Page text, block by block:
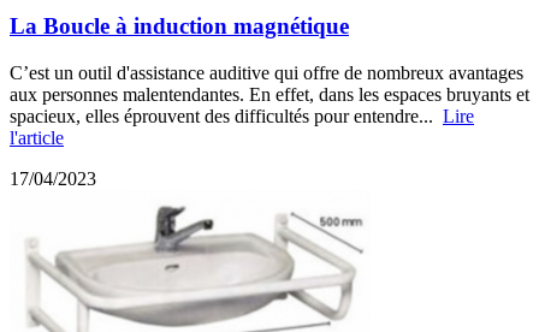
La Boucle à induction magnétique
C’est un outil d'assistance auditive qui offre de nombreux avantages
aux personnes malentendantes. En effet, dans les espaces bruyants et
spacieux, elles éprouvent des difficultés pour entendre... Lire
l'article
17/04/2023